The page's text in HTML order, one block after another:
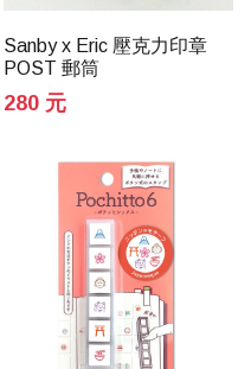
Sanby x Eric 壓克力印章
POST 郵筒
280 元